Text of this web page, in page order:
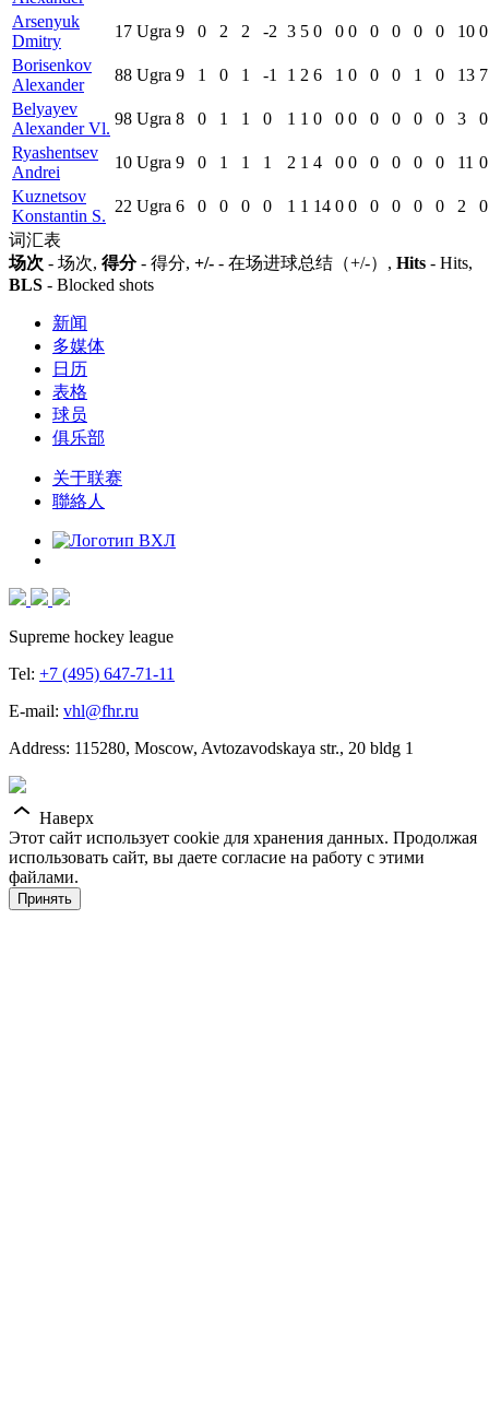
Arsenyuk
Dmitry
17 Ugra 9 0 2 2 -2 3 5 0 0 0 0 0 0 0 10
Borisenkov
Alexander
88 Ugra 9 1 0 1 -1 1 2 6 1 0 0 0 1 0 13
Belyayev
Alexander Vl.
98 Ugra 8 0 1 1 0 1 1 0 0 0 0 0 0 0 3
Ryashentsev
Andrei
10 Ugra 9 0 1 1 1 2 1 4 0 0 0 0 0 0 11
Kuznetsov
Konstantin S.
22 Ugra 6 0 0 0 0 1 1 14 0 0 0 0 0 0 2
词汇表
场次 - 场次, 得分- 得分, +/- - 在场进球总结（+/-）, Hits - Hits,
BLS - Blocked shots
新闻
多媒体
日历
表格
球员
俱乐部
关于联赛
聯絡人
Supreme hockey league
Tel: +7 (495) 647-71-11
E-mail: vhl@fhr.ru
Address: 115280, Moscow, Avtozavodskaya str., 20 bldg 1
Наверх
Этот сайт использует cookie для хранения данных. Продолжая
использовать сайт, вы даете согласие на работу с этими
файлами.
Принять